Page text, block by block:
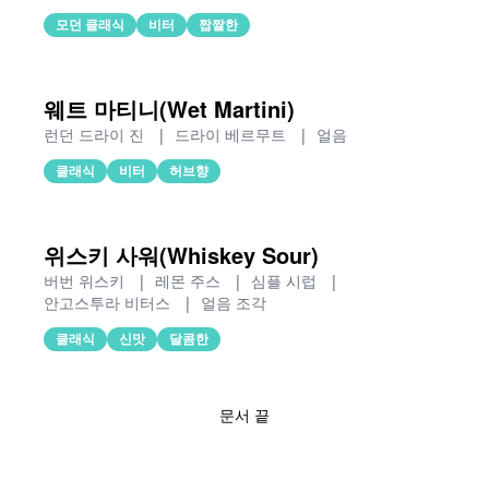
모던 클래식 비터 짭짤한
웨트 마티니(Wet Martini)
런던 드라이 진 | 드라이 베르무트 | 얼음
클래식 비터 허브향
위스키 사워(Whiskey Sour)
버번 위스키 | 레몬 주스 | 심플 시럽
|
안고스투라 비터스
| 얼음 조각
클래식 신맛 달콤한
문서 끝